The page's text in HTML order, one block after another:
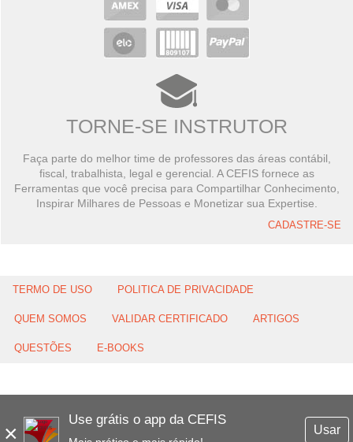
×
Use grátis o app da CEFIS
Usar
TORNE-SE INSTRUTOR
Faça parte do melhor time de professores das áreas contábil,
fiscal, trabalhista, legal e gerencial. A CEFIS fornece as
Ferramentas que você precisa para Compartilhar Conhecimento,
Inspirar Milhares de Pessoas e Monetizar sua Expertise.
CADASTRE-SE
TERMO DE USO POLITICA DE PRIVACIDADE
QUEM SOMOS VALIDAR CERTIFICADO ARTIGOS
QUESTÕES E-BOOKS